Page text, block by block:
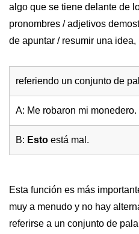
algo que se tiene delante de
pronombres / adjetivos
de apuntar / resumir una
referiendo un conjunto de
A: Me robaron mi monedero.
B: Esto está mal.
Esta función es más
muy a menudo y no hay
referirse a un conjunto de